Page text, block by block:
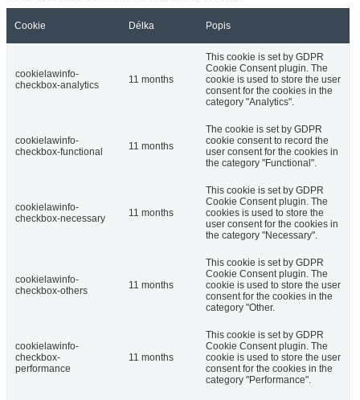
Cookie Délka Popis
cookielawinfo-
checkbox-analytics
11 months
This cookie is set by GDPR
Cookie Consent plugin. The
cookie is used to store the user
consent for the cookies in the
category "Analytics".
cookielawinfo-
checkbox-functional
11 months
The cookie is set by GDPR
cookie consent to record the
user consent for the cookies in
the category "Functional".
cookielawinfo-
checkbox-necessary
11 months
This cookie is set by GDPR
Cookie Consent plugin. The
cookies is used to store the
user consent for the cookies in
the category "Necessary".
cookielawinfo-
checkbox-others
11 months
This cookie is set by GDPR
Cookie Consent plugin. The
cookie is used to store the user
consent for the cookies in the
category "Other.
cookielawinfo-
checkbox-
performance
11 months
This cookie is set by GDPR
Cookie Consent plugin. The
cookie is used to store the user
consent for the cookies in the
category "Performance".